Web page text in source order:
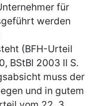
für
werden
(BFH-Urteil
BStBl 2003 II S.
muss der
und in gutem